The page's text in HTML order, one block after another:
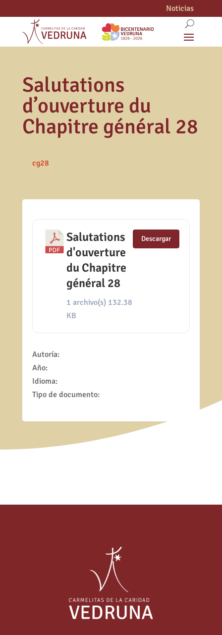
Noticias
Salutations
d’ouverture du
Chapitre général 28
cg28
Salutations
d'ouverture
du Chapitre
général 28
1 archivo(s) 132.38
KB
Descargar
Autoría:
Año:
Idioma:
Tipo de documento: